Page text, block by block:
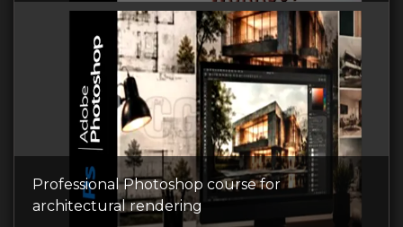
Professional Photoshop course for
architectural rendering